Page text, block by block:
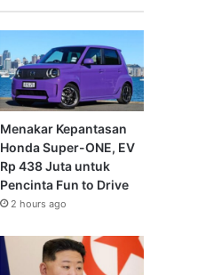
Menakar Kepantasan
Honda Super-ONE, EV
Rp 438 Juta untuk
Pencinta Fun to Drive
2 hours ago